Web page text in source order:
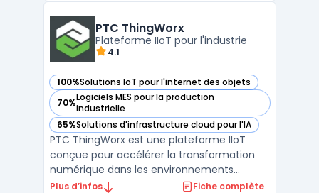
alertes en temps réel, des visualisations
graphiqu ...
PTC ThingWorx
Plateforme IIoT pour l'industrie
4.1
100%Solutions IoT pour l'internet des objets
— voir PTC ThingWorx dans cette catégorie
70%Logiciels MES pour la production
industrielle
— voir PTC ThingWorx dans cette catégorie
65%Solutions d'infrastructure cloud pour l'IA
— voir PTC ThingWorx dans cette catégorie
PTC ThingWorx est une plateforme IIoT
conçue pour accélérer la transformation
numérique dans les environnements
industriels. Elle permet de connecter,
Plus d’infos Fiche complète